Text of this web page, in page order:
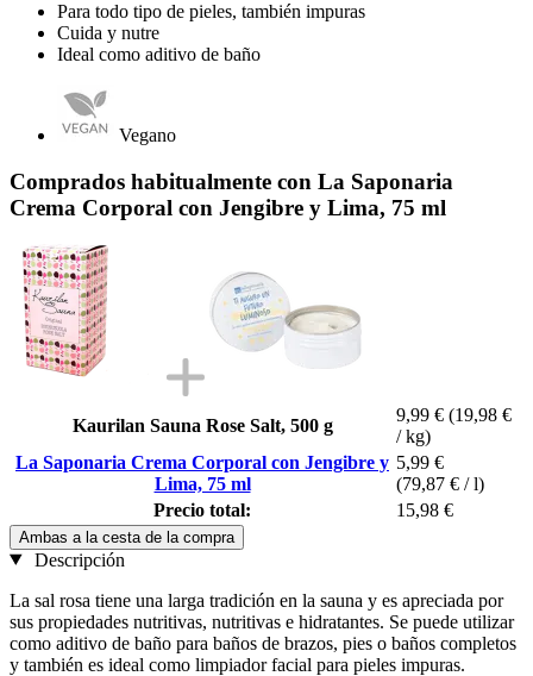
Para todo tipo de pieles, también impuras
Cuida y nutre
Ideal como aditivo de baño
Vegano
Comprados habitualmente con La Saponaria
Crema Corporal con Jengibre y Lima, 75 ml
Kaurilan Sauna Rose Salt, 500 g
9,99 € (19,98 €
/ kg)
La Saponaria Crema Corporal con Jengibre y
Lima, 75 ml
5,99 €
(79,87 € / l)
Precio total:
15,98 €
Ambas a la cesta de la compra
Descripción
La sal rosa tiene una larga tradición en la sauna y es apreciada por
sus propiedades nutritivas, nutritivas e hidratantes. Se puede utilizar
como aditivo de baño para baños de brazos, pies o baños completos
y también es ideal como limpiador facial para pieles impuras.